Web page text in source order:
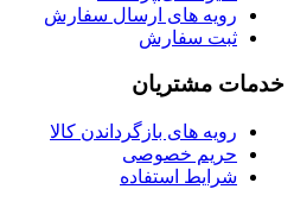
رویه های ارسال سفارش
ثبت سفارش
خدمات مشتریان
رویه های بازگرداندن کالا
حریم خصوصی
شرایط استفاده